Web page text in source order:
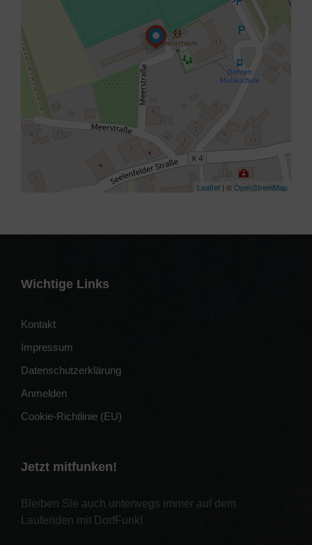
Leaflet | ©OpenStreetMap
Wichtige Links
Kontakt
Impressum
Datenschutzerklärung
Anmelden
Cookie-Richtlinie (EU)
Jetzt mitfunken!
Bleiben Sie auch unterwegs immer auf dem
Laufenden mit DorfFunk!